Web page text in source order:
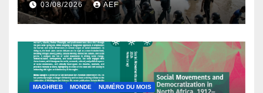
03/08/2026 AEF
MAGHREB MONDE NUMÉRO DU MOIS